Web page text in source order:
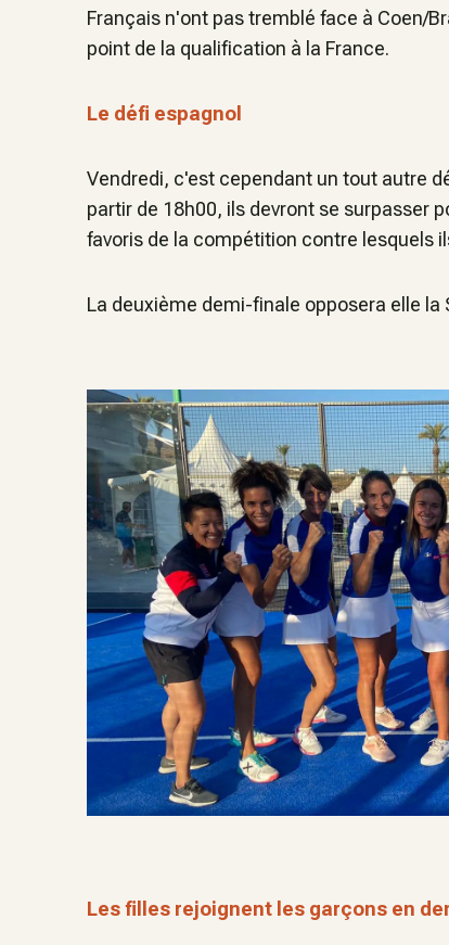
Français n'ont pas tremblé face à Coen/
point de la qualification à la France.
Le défi espagnol
Vendredi, c'est cependant un tout autre
partir de 18h00, ils devront se surpasser
favoris de la compétition contre lesquels
La deuxième demi-finale opposera elle la
Les filles rejoignent les garçons en